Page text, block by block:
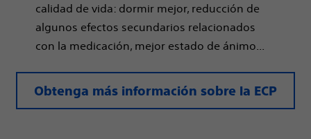
calidad de vida: dormir mejor, reducción de
algunos efectos secundarios relacionados
con la medicación, mejor estado de ánimo...
Obtenga más información sobre la ECP